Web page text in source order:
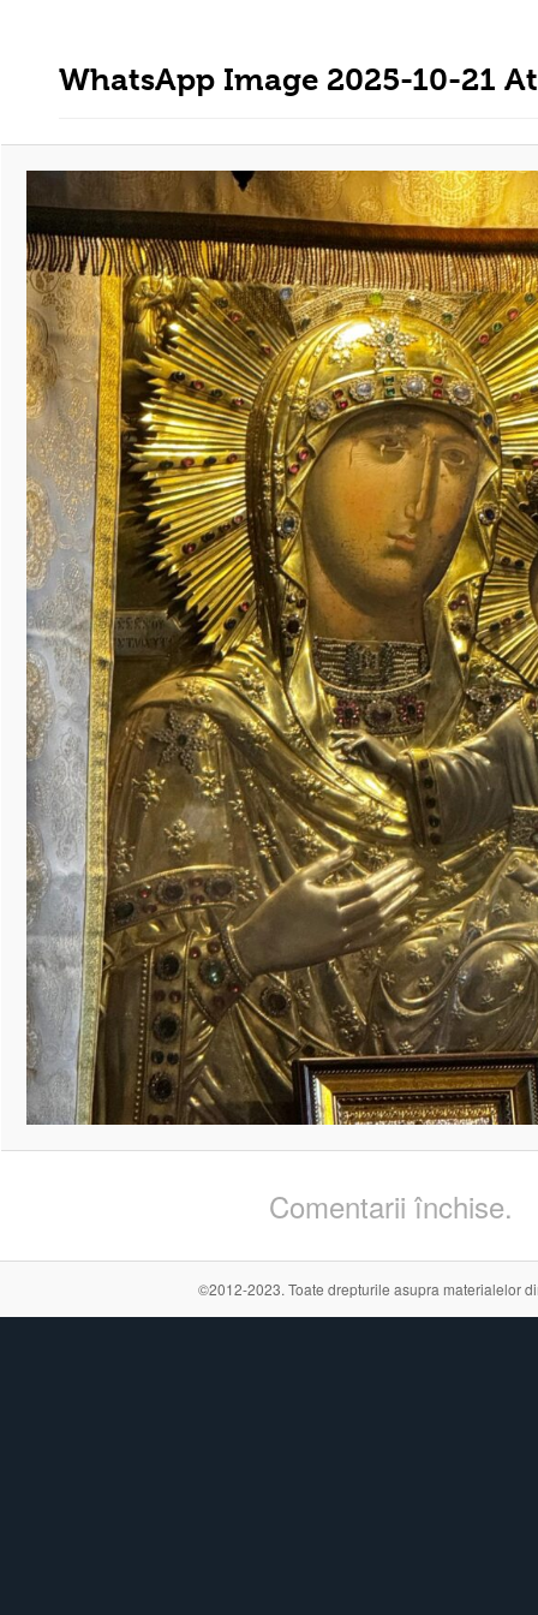
WhatsApp Image 2025-10-21
Comentarii închise.
©2012-2023. Toate drepturile asupra materialelor